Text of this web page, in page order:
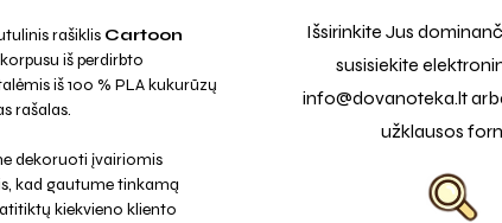
rašiklis Cartoon
iš perdirbto
iš 100 % PLA kukurūzų
rašalas.
dekoruoti įvairiomis
kad gautume tinkamą
kiekvieno kliento
Išsirinkite Jus
susisiekite
info@dovanoteka.lt
užklausos